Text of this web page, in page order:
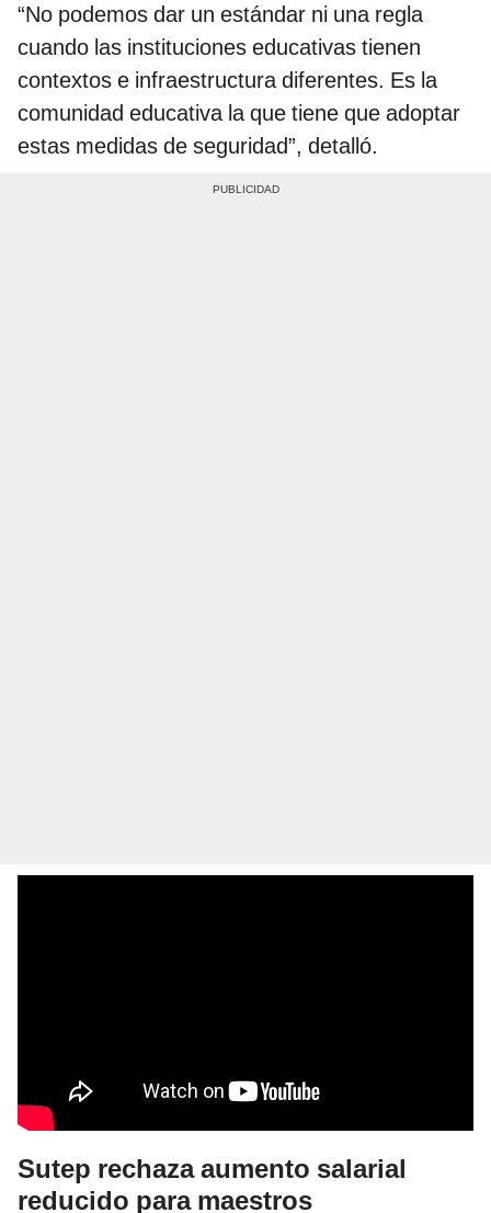
“No podemos dar un estándar ni una regla
cuando las instituciones educativas tienen
contextos e infraestructura diferentes. Es la
comunidad educativa la que tiene que adoptar
estas medidas de seguridad”, detalló.
Sutep rechaza aumento salarial
reducido para maestros